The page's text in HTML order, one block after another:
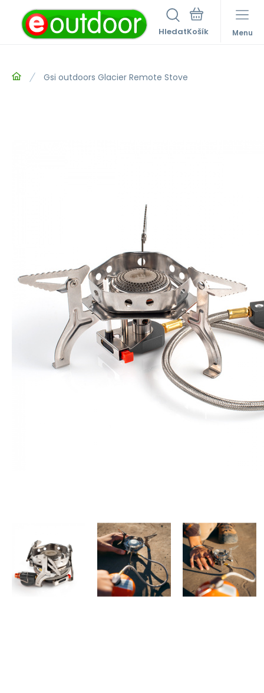
Hledat Menu
Gsi outdoors Glacier Remote Stove